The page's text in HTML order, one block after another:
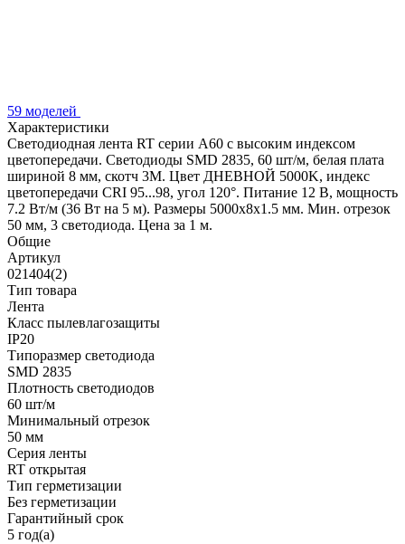
59 моделей
Характеристики
Светодиодная лента RT серии A60 с высоким индексом
цветопередачи. Светодиоды SMD 2835, 60 шт/м, белая плата
шириной 8 мм, скотч 3М. Цвет ДНЕВНОЙ 5000K, индекс
цветопередачи CRI 95...98, угол 120°. Питание 12 В, мощность
7.2 Вт/м (36 Вт на 5 м). Размеры 5000х8х1.5 мм. Мин. отрезок
50 мм, 3 светодиода. Цена за 1 м.
Общие
Артикул
021404(2)
Тип товара
Лента
Класс пылевлагозащиты
IP20
Типоразмер светодиода
SMD 2835
Плотность светодиодов
60 шт/м
Минимальный отрезок
50 мм
Серия ленты
RT открытая
Тип герметизации
Без герметизации
Гарантийный срок
5 год(а)